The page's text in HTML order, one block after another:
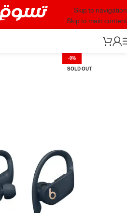
Skip to navigation
Skip to main content
-9%
SOLD OUT